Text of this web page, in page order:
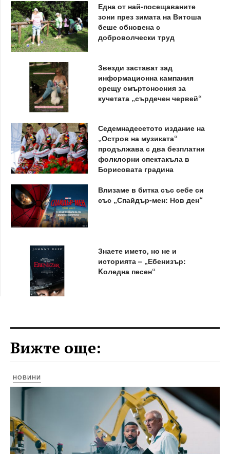
Една от най-посещаваните
зони през зимата на Витоша
беше обновена с
доброволчески труд
Звезди застават зад
информационна кампания
срещу смъртоносния за
кучетата „сърдечен червей“
Седемнадесетото издание на
„Остров на музиката“
продължава с два безплатни
фолклорни спектакъла в
Борисовата градина
Влизаме в битка със себе си
със „Спайдър-мен: Нов ден“
Знаете името, но не и
историята – „Ебенизър:
Kоледна песен“
Вижте още:
НОВИНИ